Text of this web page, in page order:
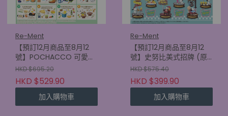
Re-Ment
【預訂12月商品至8月12
號】POCHACCO 可愛食
譜 (原盒8款)
(4521121701745)
HKD $695.20
HKD $529.90
加入購物車
Re-Ment
【預訂12月商品至8月12
號】史努比美式招牌 (原
盒6款) (4521121701585)
HKD $575.40
HKD $399.90
加入購物車